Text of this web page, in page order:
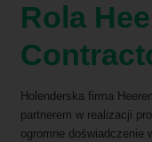
Rola
Holenderska firma
partnerem w realizacji
ogromne doświadczenie